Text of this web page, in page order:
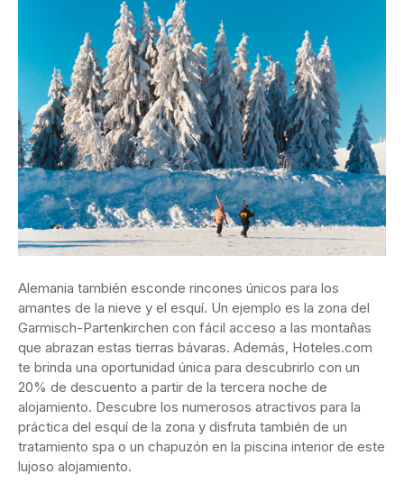
Alemania también esconde rincones únicos para los
amantes de la nieve y el esquí. Un ejemplo es la zona del
Garmisch-Partenkirchen con fácil acceso a las montañas
que abrazan estas tierras bávaras. Además, Hoteles.com
te brinda una oportunidad única para descubrirlo con un
20% de descuento a partir de la tercera noche de
alojamiento. Descubre los numerosos atractivos para la
práctica del esquí de la zona y disfruta también de un
tratamiento spa o un chapuzón en la piscina interior de este
lujoso alojamiento.